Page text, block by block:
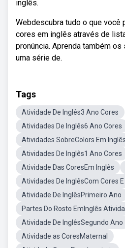
inglês.
Webdescubra tudo o que você
cores em inglês através de
pronúncia. Aprenda também
uma série de.
Tags
Atividade De Inglês3 Ano Cores
Atividades De Inglês6 Ano Cores
Atividades SobreColors Em Inglês
Atividades De Inglês1 Ano Cores
Atividade Das CoresEm Inglês
Atividades De InglêsCom Cores
Atividade De InglêsPrimeiro Ano
Partes Do Rosto EmInglês
Atividade De InglêsSegundo Ano
Atividade as CoresMaternal